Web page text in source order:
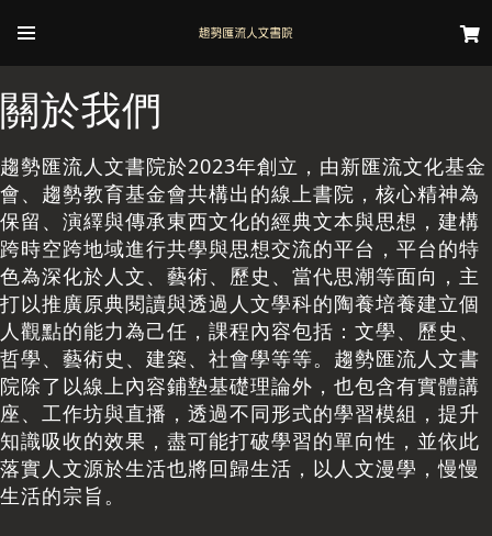
關於我們
趨勢匯流人文書院於2023年創立，由新匯流文化基金
會、趨勢教育基金會共構出的線上書院，核心精神為
保留、演繹與傳承東西文化的經典文本與思想，建構
跨時空跨地域進行共學與思想交流的平台，平台的特
色為深化於人文、藝術、歷史、當代思潮等面向，主
打以推廣原典閱讀與透過人文學科的陶養培養建立個
人觀點的能力為己任，課程內容包括：文學、歷史、
哲學、藝術史、建築、社會學等等。趨勢匯流人文書
院除了以線上內容鋪墊基礎理論外，也包含有實體講
座、工作坊與直播，透過不同形式的學習模組，提升
知識吸收的效果，盡可能打破學習的單向性，並依此
落實人文源於生活也將回歸生活，以人文漫學，慢慢
生活的宗旨。